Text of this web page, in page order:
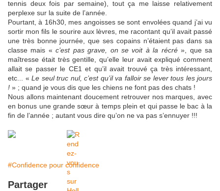
tennis deux fois par semaine), tout ça me laisse relativement
perplexe sur la suite de l’année.
Pourtant, à 16h30, mes angoisses se sont envolées quand j’ai vu
sortir mon fils le sourire aux lèvres, me racontant qu’il avait passé
une très bonne journée, que ses copains n’étaient pas dans sa
classe mais «c’est pas grave, on se voit à la récré», que sa
maîtresse était très gentille, qu’elle leur avait expliqué comment
allait se passer le CE1 et qu’il avait trouvé ça très intéressant,
etc... « Le seul truc nul, c’est qu’il va falloir se lever tous les jours
! » ; quand je vous dis que les chiens ne font pas des chats !
Nous allons maintenant doucement retrouver nos marques, avec
en bonus une grande sœur à temps plein et qui passe le bac à la
fin de l’année ; autant vous dire qu’on ne va pas s’ennuyer !!!
#Confidence pour confidence
Partager